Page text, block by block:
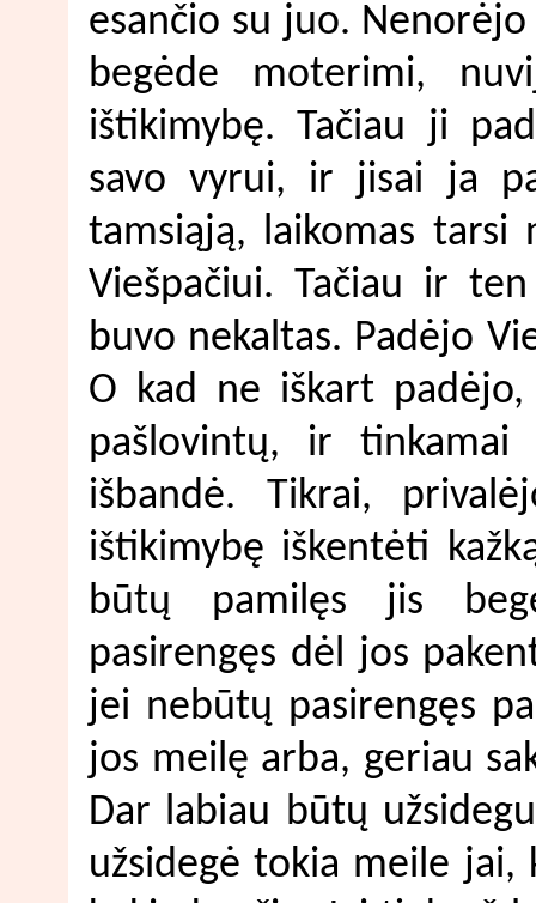
esančio su juo.
begėde moterimi,
ištikimybę. Tačiau ji
savo vyrui, ir jisai ja
tamsiąją, laikomas tarsi
Viešpačiui. Tačiau ir
buvo nekaltas. Padėjo
O kad ne iškart
pašlovintų, ir
išbandė. Tikrai,
ištikimybę iškentėti
būtų pamilęs jis
pasirengęs dėl jos
jei nebūtų pasirengęs
jos meilę arba, geriau
Dar labiau būtų
užsidegė tokia meile jai,